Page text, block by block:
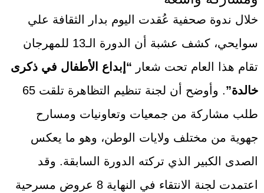
خلال ندوة صحفية عُقدت اليوم بدار الثقافة علي
سوايحي، كشف عشبة أن الدورة الـ13 للمهرجان
تقام هذا العام تحت شعار “إبداع الأطفال في ذكرى
خالدة”
. وأوضح أن لجنة تنظيم التظاهرة تلقت 65
طلب مشاركة من جمعيات وتعاونيات ومسارح
جهوية من مختلف ولايات الوطن، وهو ما يعكس
الصدى الكبير الذي تركته الدورة السابقة. وقد
اعتمدت لجنة الانتقاء في النهاية 8 عروض مسرحية